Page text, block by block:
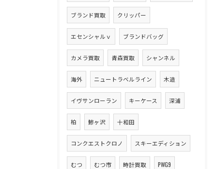
ブランド買取 クリッパー
エセンシャルｖ ブランドバッグ
カメラ買取 青森買取 シャンネル
海外 ニュートラベルライン 木造
イヴサンローラン キーケース 深浦
柏 鯵ヶ沢 十和田
コンクエストクロノ スキーエディション
むつ むつ市 時計買取 PWG9